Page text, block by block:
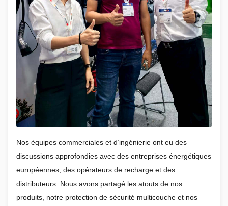
Nos équipes commerciales et d’ingénierie ont eu des
discussions approfondies avec des entreprises énergétiques
européennes, des opérateurs de recharge et des
distributeurs. Nous avons partagé les atouts de nos
produits, notre protection de sécurité multicouche et nos